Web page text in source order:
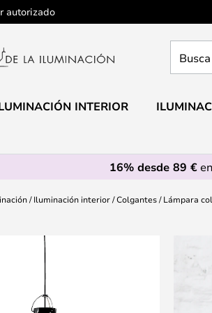
autorizado
aquí
INTERIOR
16% desde 89 €
Iluminación interior Colgantes Lámpara